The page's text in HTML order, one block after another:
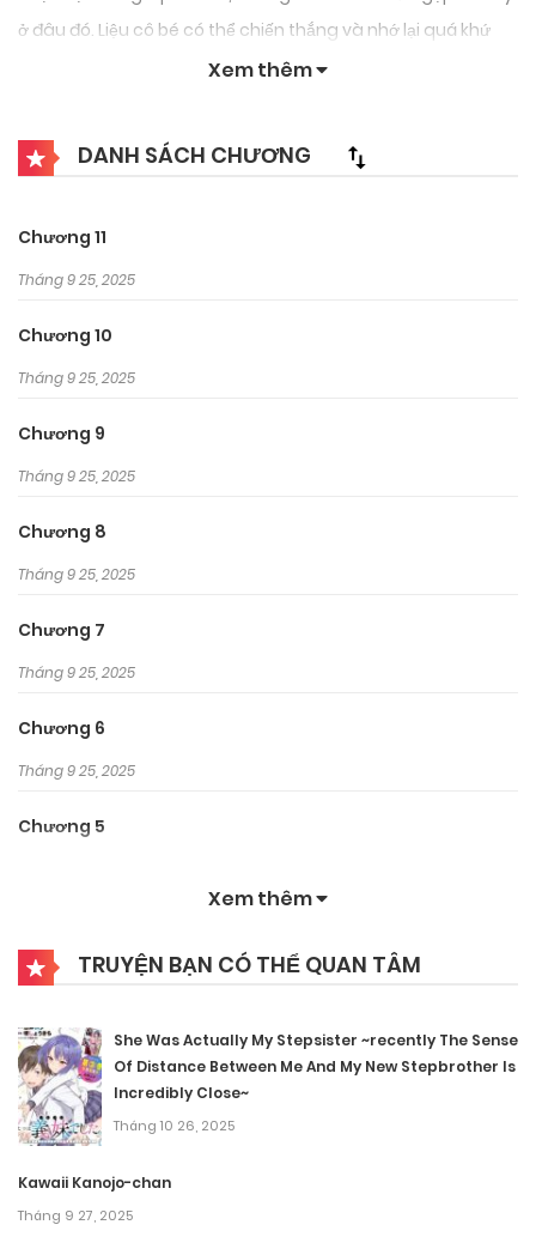
ở đâu đó. Liệu cô bé có thể chiến thắng và nhớ lại quá khứ
Xem thêm
DANH SÁCH CHƯƠNG
Chương 11
Tháng 9 25, 2025
Chương 10
Tháng 9 25, 2025
Chương 9
Tháng 9 25, 2025
Chương 8
Tháng 9 25, 2025
Chương 7
Tháng 9 25, 2025
Chương 6
Tháng 9 25, 2025
Chương 5
Tháng 9 25, 2025
Chương 3
Tháng 9 25, 2025
Chương 2
Chương 1
Xem thêm
TRUYỆN BẠN CÓ THỂ QUAN TÂM
She Was Actually My Stepsister ~recently The Sense
Of Distance Between Me And My New Stepbrother Is
Incredibly Close~
Tháng 10 26, 2025
Kawaii Kanojo-chan
Tháng 9 27, 2025